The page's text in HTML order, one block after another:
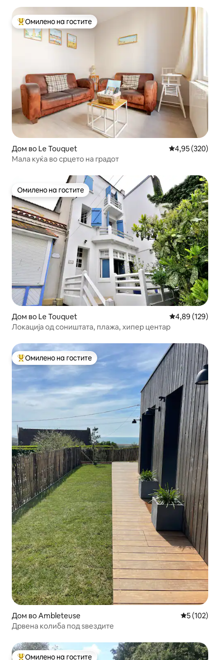
Меѓу најуспешните „Омилени на гостите“
Омилено на гостите
Дом во Le Touquet Просечна
4,95 (320)
Мала куќа во срцето на градот
Омилено на гостите
Омилено на гостите
Дом во Le Touquet Просечна
4,89 (129)
Локација од соништата, плажа, хипер центар
Меѓу најуспешните „Омилени на гостите“
Омилено на гостите
Дом во Ambleteuse Просечна
5 (102)
Дрвена колиба под ѕвездите
Омилено на гостите